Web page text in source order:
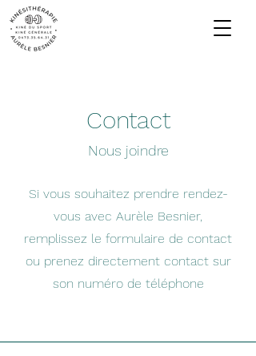
Contact
Nous joindre
Si vous souhaitez prendre rendez-
vous avec Aurèle Besnier,
remplissez le formulaire de contact
ou prenez directement contact sur
son numéro de téléphone